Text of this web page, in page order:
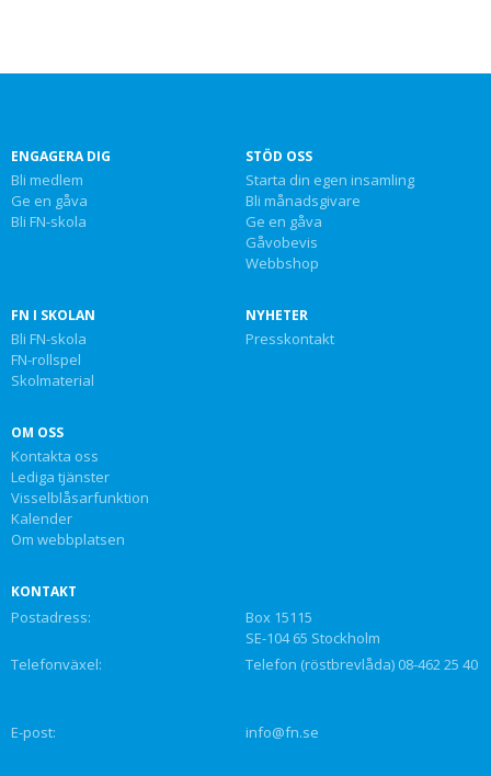
ENGAGERA DIG
Bli medlem
Ge en gåva
Bli FN-skola
STÖD OSS
Starta din egen insamling
Bli månadsgivare
Ge en gåva
Gåvobevis
Webbshop
FN I SKOLAN
Bli FN-skola
FN-rollspel
Skolmaterial
NYHETER
Presskontakt
OM OSS
Kontakta oss
Lediga tjänster
Visselblåsarfunktion
Kalender
Om webbplatsen
KONTAKT
Postadress:
Box 15115
SE-104 65 Stockholm
Telefonväxel:
Telefon (röstbrevlåda) 08-462 25 40
E-post: info@fn.se